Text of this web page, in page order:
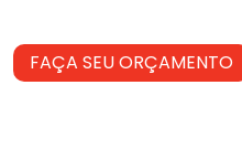
FAÇA SEU ORÇAMENTO